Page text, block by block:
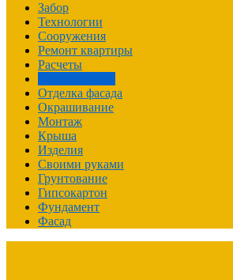
Забор
Технологии
Сооружения
Ремонт квартиры
Расчеты
Отделка фасада
Окрашивание
Монтаж
Крыша
Изделия
Своими руками
Грунтование
Гипсокартон
Фундамент
Фасад